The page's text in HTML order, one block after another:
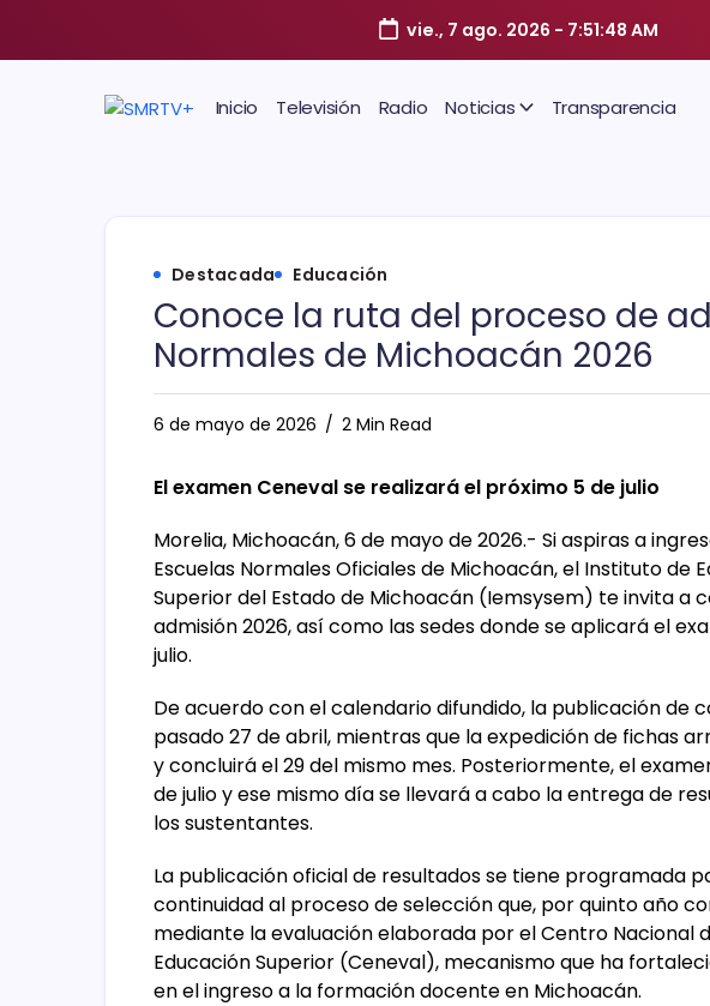
vie., 7 ago. 2026 - 7:51:48 AM
Inicio Televisión Radio Noticias Transparencia
Destacada Educación
Conoce la ruta del proceso de
Normales de Michoacán 2026
6 de mayo de 2026 2 Min Read
El examen Ceneval se realizará el próximo 5 de julio
Morelia, Michoacán, 6 de mayo de 2026.- Si aspiras a
Escuelas Normales Oficiales de Michoacán, el Instituto de
Superior del Estado de Michoacán (Iemsysem) te invita a
admisión 2026, así como las sedes donde se aplicará el
julio.
De acuerdo con el calendario difundido, la publicación de
pasado 27 de abril, mientras que la expedición de fichas
y concluirá el 29 del mismo mes. Posteriormente, el
de julio y ese mismo día se llevará a cabo la entrega de
los sustentantes.
La publicación oficial de resultados se tiene programada
continuidad al proceso de selección que, por quinto año
mediante la evaluación elaborada por el Centro Nacional
Educación Superior (Ceneval), mecanismo que ha
en el ingreso a la formación docente en Michoacán.